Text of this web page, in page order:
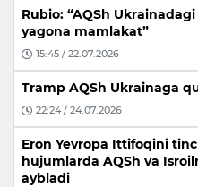
Rubio: “AQSh
yagona mamlakat”
15:45 / 22.07.2026
Tramp AQSh Ukrainaga
22:24 / 24.07.2026
Eron Yevropa Ittifoqini
hujumlarda AQSh va
aybladi